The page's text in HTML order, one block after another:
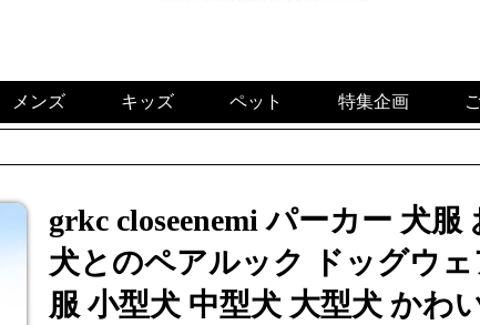
メンズ キッズ ペット 特集企画
grkc closeenemi パーカー 犬
犬とのペアルック ドッグウ
服 小型犬 中型犬 大型犬 かわ